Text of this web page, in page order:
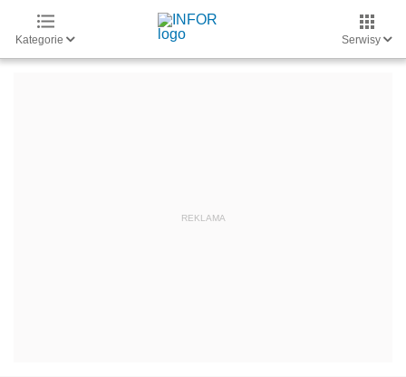
Kategorie Serwisy